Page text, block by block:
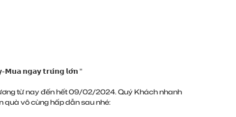
𝗠𝘂𝗮 𝗻𝗴𝗮𝘆 𝘁𝗿𝘂́𝗻𝗴 𝗹𝗼̛́𝗻 "
từ nay đến hết 09/02/2024. Quý Khách nhanh
quà vô cùng hấp dẫn sau nhé: